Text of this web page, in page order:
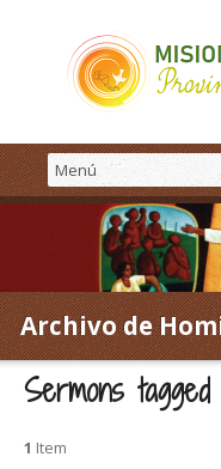
Archivo de
Sermons tagged
1 Item